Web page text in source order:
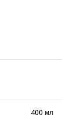
400 мл